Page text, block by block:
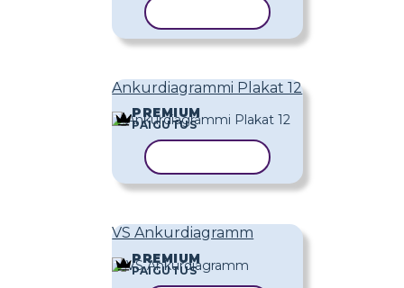
Ankurdiagrammi Plakat 12
PREMIUM
PAIGUTUS
VS Ankurdiagramm
PREMIUM
PAIGUTUS